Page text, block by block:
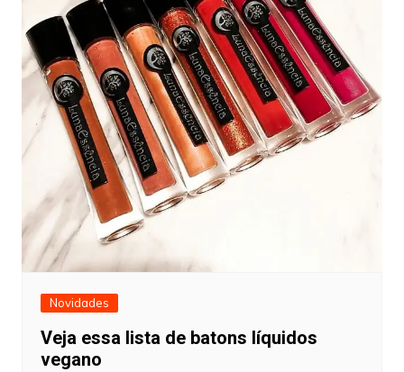
Novidades
Veja essa lista de batons líquidos
vegano